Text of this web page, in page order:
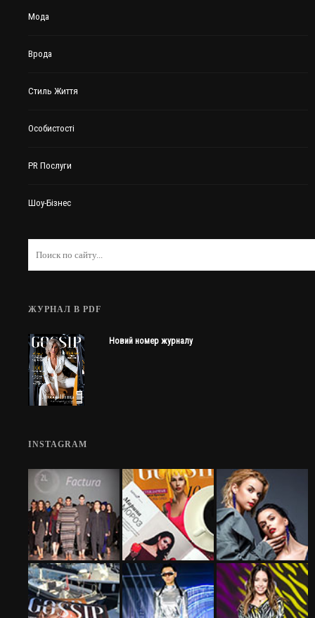
Мода
Врода
Стиль Життя
Особистості
PR Послуги
Шоу-Бізнес
ЖУРНАЛ В PDF
Новий номер журналу
INSTAGRAM